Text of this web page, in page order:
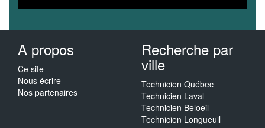
A propos
Ce site
Nous écrire
Nos partenaires
Recherche par
ville
Technicien Québec
Technicien Laval
Technicien Beloeil
Technicien Longueuil